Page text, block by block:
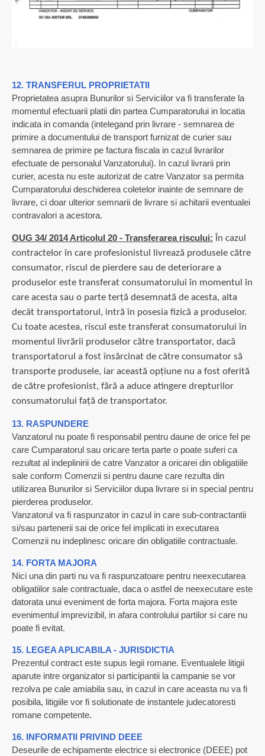
12. TRANSFERUL PROPRIETATII
Proprietatea asupra Bunurilor si Serviciilor va fi transferate la
momentul efectuarii platii din partea Cumparatorului in locatia
indicata in comanda (intelegand prin livrare - semnarea de
primire a documentului de transport furnizat de curier sau
semnarea de primire pe factura fiscala in cazul livrarilor
efectuate de personalul Vanzatorului). In cazul livrarii prin
curier, acesta nu este autorizat de catre Vanzator sa permita
Cumparatorului deschiderea coletelor inainte de semnare de
livrare, ci doar ulterior semnarii de livrare si achitarii eventualei
contravalori a acestora.
OUG 34/ 2014 Articolul 20 - Transferarea riscului: În cazul
contractelor în care profesionistul livrează produsele către
consumator, riscul de pierdere sau de deteriorare a
produselor este transferat consumatorului în momentul în
care acesta sau o parte terță desemnată de acesta, alta
decât transportatorul, intră în posesia fizică a produselor.
Cu toate acestea, riscul este transferat consumatorului în
momentul livrării produselor către transportator, dacă
transportatorul a fost însărcinat de către consumator să
transporte produsele, iar această opțiune nu a fost oferită
de către profesionist, fără a aduce atingere drepturilor
consumatorului față de transportator.
13. RASPUNDERE
Vanzatorul nu poate fi responsabil pentru daune de orice fel pe
care Cumparatorul sau oricare terta parte o poate suferi ca
rezultat al indeplinirii de catre Vanzator a oricarei din obligatiile
sale conform Comenzii si pentru daune care rezulta din
utilizarea Bunurilor si Serviciilor dupa livrare si in special pentru
pierderea produselor.
Vanzatorul va fi raspunzator in cazul in care sub-contractantii
si/sau partenerii sai de orice fel implicati in executarea
Comenzii nu indeplinesc oricare din obligatiile contractuale.
14. FORTA MAJORA
Nici una din parti nu va fi raspunzatoare pentru neexecutarea
obligatiilor sale contractuale, daca o astfel de neexecutare este
datorata unui eveniment de forta majora. Forta majora este
evenimentul imprevizibil, in afara controlului partilor si care nu
poate fi evitat.
15. LEGEA APLICABILA - JURISDICTIA
Prezentul contract este supus legii romane. Eventualele litigii
aparute intre organizator si participantii la campanie se vor
rezolva pe cale amiabila sau, in cazul in care aceasta nu va fi
posibila, litigiile vor fi solutionate de instantele judecatoresti
romane competente.
16. INFORMATII PRIVIND DEEE
Deseurile de echipamente electrice si electronice (DEEE) pot